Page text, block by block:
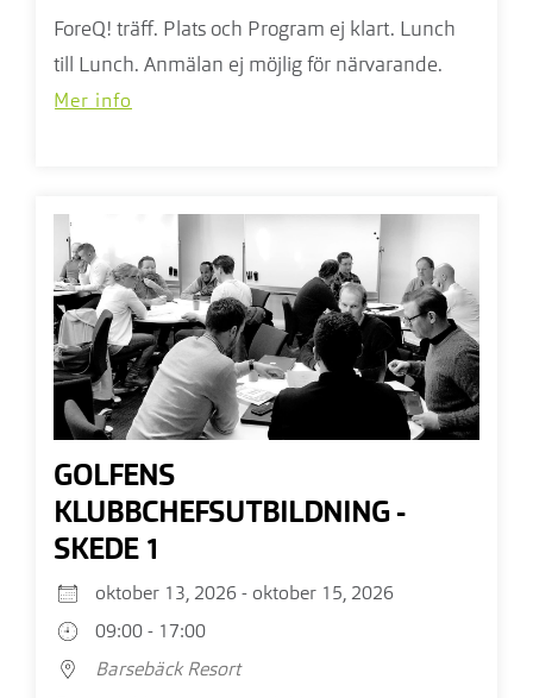
ForeQ! träff. Plats och Program ej klart. Lunch
till Lunch. Anmälan ej möjlig för närvarande.
Mer info
GOLFENS
KLUBBCHEFSUTBILDNING -
SKEDE 1
oktober 13, 2026 - oktober 15, 2026
09:00 - 17:00
Barsebäck Resort